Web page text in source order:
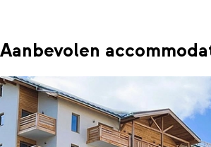
Aanbevolen